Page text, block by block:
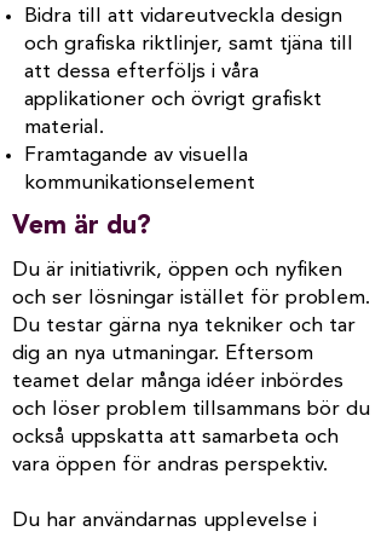
Bidra till att vidareutveckla design
och grafiska riktlinjer, samt tjäna till
att dessa efterföljs i våra
applikationer och övrigt grafiskt
material.
Framtagande av visuella
kommunikationselement
Vem är du?
Du är initiativrik, öppen och nyfiken
och ser lösningar istället för problem.
Du testar gärna nya tekniker och tar
dig an nya utmaningar. Eftersom
teamet delar många idéer inbördes
och löser problem tillsammans bör du
också uppskatta att samarbeta och
vara öppen för andras perspektiv.
Du har användarnas upplevelse i